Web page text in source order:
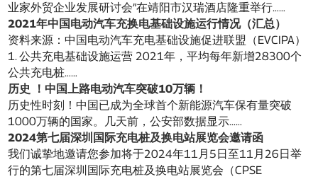
业家外贸企业发展研讨会”在靖阳市汉瑞酒店隆重举行……
2021年中国电动汽车充换电基础设施运行情况（汇总）
资料来源：中国电动汽车充电基础设施促进联盟（EVCIPA）
1. 公共充电基础设施运营 2021年，平均每年新增28300个
公共充电桩……
历史 ！中国上路电动汽车突破10万辆！
历史性时刻！中国已成为全球首个新能源汽车保有量突破
1000万辆的国家。几天前，公安部数据显示……
2024第七届深圳国际充电桩及换电站展览会邀请函
我们诚挚地邀请您参加将于2024年11月5日至11月26日举
行的第七届深圳国际充电桩及换电站展览会（CPSE